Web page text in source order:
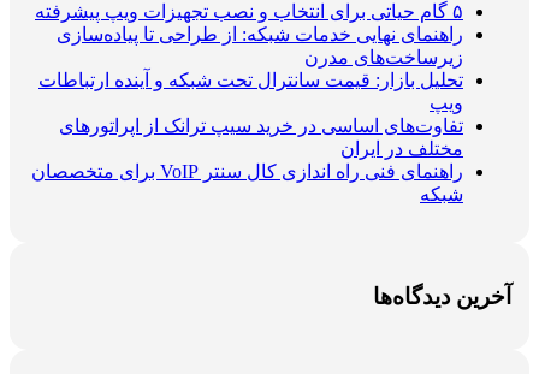
۵ گام حیاتی برای انتخاب و نصب تجهیزات ویپ پیشرفته
راهنمای نهایی خدمات شبکه: از طراحی تا پیاده‌سازی
زیرساخت‌های مدرن
تحلیل بازار: قیمت سانترال تحت شبکه و آینده ارتباطات
ویپ
تفاوت‌های اساسی در خرید سیپ ترانک از اپراتورهای
مختلف در ایران
راهنمای فنی راه اندازی کال سنتر VoIP برای متخصصان
شبکه
آخرین دیدگاه‌ها